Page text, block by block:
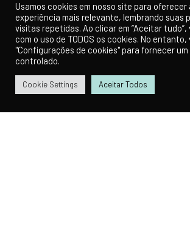
0
Receba Nossa Newsletter
Insira seu email abaixo para ficar por dentro das
Skateboard.
Usamos cookies em nosso site para oferecer
experiência mais relevante, lembrando suas
visitas repetidas. Ao clicar em “Aceitar
com o uso de TODOS os cookies. No
"Configurações de cookies" para fornecer
controlado.
Cookie Settings Aceitar Todos